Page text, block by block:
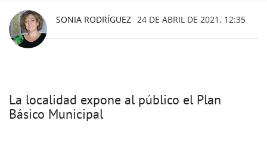
SONIA RODRÍGUEZ 24 DE ABRIL DE 2021, 12:35
La localidad expone al público el Plan
Básico Municipal